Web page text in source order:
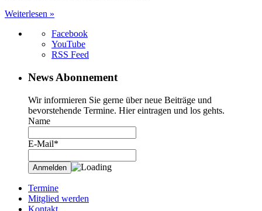
Weiterlesen »
Facebook
YouTube
RSS Feed
News Abonnement
Wir informieren Sie gerne über neue Beiträge und
bevorstehende Termine. Hier eintragen und los gehts.
Name
E-Mail*
Termine
Mitglied werden
Kontakt